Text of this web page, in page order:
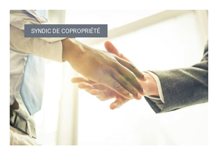
SYNDIC DE COPROPRIÉTÉ